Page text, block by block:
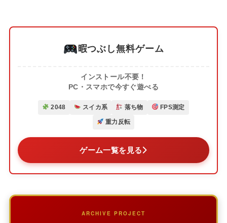
暇つぶし無料ゲーム
インストール不要！
PC・スマホで今すぐ遊べる
2048 スイカ系 落ち物 FPS測定
重力反転
ゲーム一覧を見る
ARCHIVE PROJECT